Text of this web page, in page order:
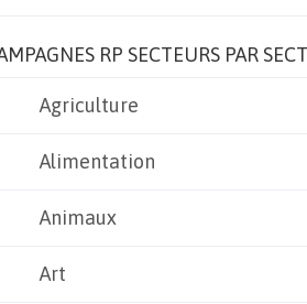
RP SECTEURS PAR
Agriculture
Alimentation
Animaux
Art